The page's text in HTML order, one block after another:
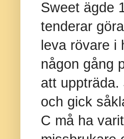
Sweet ägde
tenderar
leva rövare
någon gång
att uppträda.
och gick
C må ha